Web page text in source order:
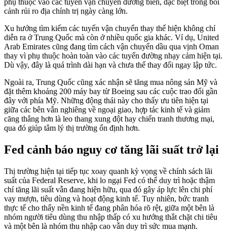
phụ thuộc vào các tuyến vận chuyển đường biển, đặc biệt trong bối
cảnh rủi ro địa chính trị ngày càng lớn.
Xu hướng tìm kiếm các tuyến vận chuyển thay thế hiện không chỉ
diễn ra ở Trung Quốc mà còn ở nhiều quốc gia khác. Ví dụ, United
Arab Emirates cũng đang tìm cách vận chuyển dầu qua vịnh Oman
thay vì phụ thuộc hoàn toàn vào các tuyến đường nhạy cảm hiện tại.
Dù vậy, đây là quá trình dài hạn và chưa thể thay đổi ngay lập tức.
Ngoài ra, Trung Quốc cũng xác nhận sẽ tăng mua nông sản Mỹ và
đặt thêm khoảng 200 máy bay từ Boeing sau các cuộc trao đổi gần
đây với phía Mỹ. Những động thái này cho thấy ưu tiên hiện tại
giữa các bên vẫn nghiêng về ngoại giao, hợp tác kinh tế và giảm
căng thẳng hơn là leo thang xung đột hay chiến tranh thương mại,
qua đó giúp tâm lý thị trường ổn định hơn.
Fed cảnh báo nguy cơ tăng lãi suất trở lại
Thị trường hiện tại tiếp tục xoay quanh kỳ vọng về chính sách lãi
suất của Federal Reserve, khi lo ngại Fed có thể duy trì hoặc thậm
chí tăng lãi suất vẫn đang hiện hữu, qua đó gây áp lực lên chi phí
vay mượn, tiêu dùng và hoạt động kinh tế. Tuy nhiên, bức tranh
thực tế cho thấy nền kinh tế đang phân hóa rõ rệt, giữa một bên là
nhóm người tiêu dùng thu nhập thấp có xu hướng thắt chặt chi tiêu
và một bên là nhóm thu nhập cao vẫn duy trì sức mua mạnh.